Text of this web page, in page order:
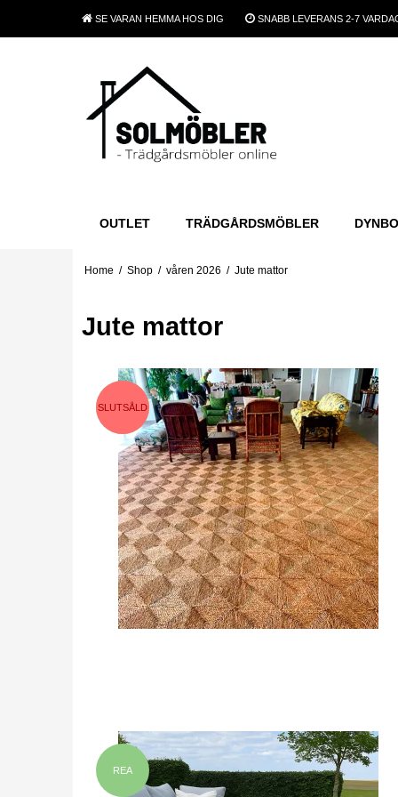
SE VARAN HEMMA HOS DIG SNABB LEVERANS 2-7
OUTLET TRÄDGÅRDSMÖBLER
Home / Shop / våren 2026 / Jute mattor
Jute mattor
REA
SLUTSÅLD
REA